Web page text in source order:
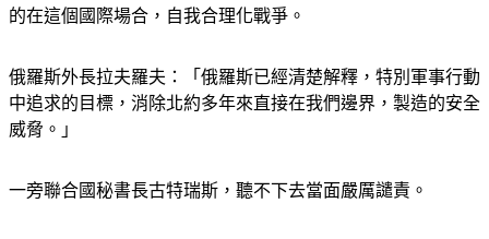
的在這個國際場合，自我合理化戰爭。
俄羅斯外長拉夫羅夫：「俄羅斯已經清楚解釋，特別軍事行動
中追求的目標，消除北約多年來直接在我們邊界，製造的安全
威脅。」
一旁聯合國秘書長古特瑞斯，聽不下去當面嚴厲譴責。